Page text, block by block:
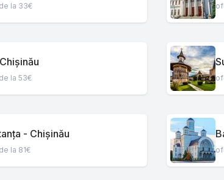
la 33€
la 53€
- Chișinău
la 81€